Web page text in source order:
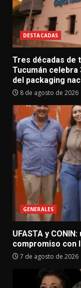
DESTACADAS
Tres décadas de
Tucumán celebra
del packaging
8 de agosto de 2026
GENERALES
UFASTA y
compromiso con
7 de agosto de 2026